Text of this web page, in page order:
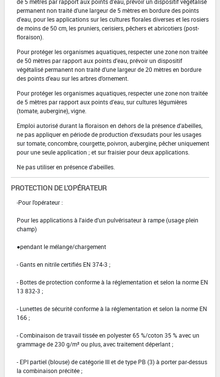
permanent non traité d'une largeur de 5 mètres en bordure des points
d'eau, pour les applications sur les cultures florales diverses et les rosiers
de moins de 50 cm, les pruniers, cerisiers, pêchers et abricotiers (post-
floraison).
Pour protéger les organismes aquatiques, respecter une zone non traitée
de 50 mètres par rapport aux points d'eau, prévoir un dispositif
végétalisé permanent non traité d'une largeur de 20 mètres en bordure
des points d'eau sur les arbres d'ornement.
Pour protéger les organismes aquatiques, respecter une zone non traitée
de 5 mètres par rapport aux points d'eau, sur cultures légumières
(tomate, aubergine), vigne.
Emploi autorisé durant la floraison en dehors de la présence d'abeilles,
ne pas appliquer en période de production d'exsudats pour les usages
sur tomate, concombre, courgette, poivron, aubergine, pêcher uniquement
pour une seule application ; et sur fraisier pour deux applications.
Ne pas utiliser en présence d'abeilles.
PROTECTION DE L'OPÉRATEUR
-Pour l'opérateur :
Pour les applications à l'aide d'un pulvérisateur à rampe (usage plein
champ)
●pendant le mélange/chargement
- Gants en nitrile certifiés EN 374-3 ;
- Bottes de protection conforme à la réglementation et selon la norme EN
13 832-3 ;
- Lunettes de sécurité conforme à la réglementation et selon la norme EN
166 ;
- Combinaison de travail tissée en polyester 65 %/coton 35 % avec un
grammage de 230 g/m² ou plus, avec traitement déperlant ;
- EPI partiel (blouse) de catégorie III et de type PB (3) à porter par-dessus
la combinaison précitée ;